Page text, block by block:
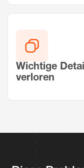
Wichtige
verloren